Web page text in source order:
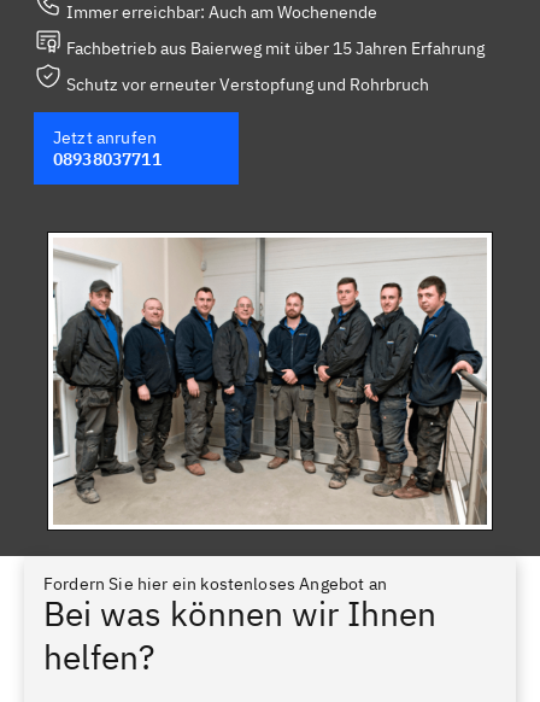
Immer erreichbar: Auch am Wochenende
Fachbetrieb aus Baierweg mit über 15 Jahren Erfahrung
Schutz vor erneuter Verstopfung und Rohrbruch
Jetzt anrufen
08938037711
Fordern Sie hier ein kostenloses Angebot an
Bei was können wir Ihnen
helfen?